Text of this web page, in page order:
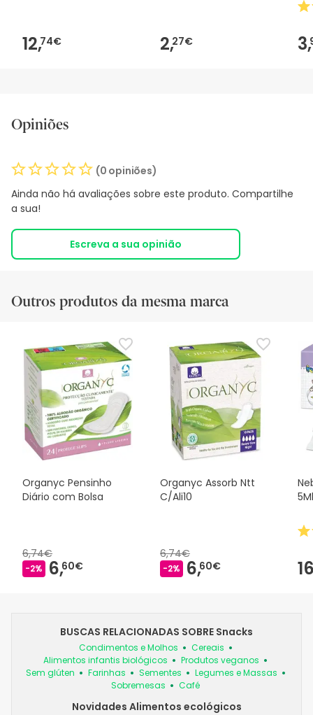
12,74€ 2,27€ 3,
Opiniões
(0 opiniões)
Ainda não há avaliações sobre este produto. Compartilhe
a sua!
Escreva a sua opinião
Outros produtos da mesma marca
Organyc Pensinho
Diário com Bolsa
6,74€
-2% 6,60€
Organyc Assorb Ntt
C/Ali10
6,74€
-2% 6,60€
5Ml
BUSCAS RELACIONADAS SOBRE Snacks
Condimentos e Molhos
Cereais
Alimentos infantis biológicos
Produtos veganos
Sem glúten
Farinhas Sementes
Legumes e Massas
Sobremesas
Café
Novidades Alimentos ecológicos